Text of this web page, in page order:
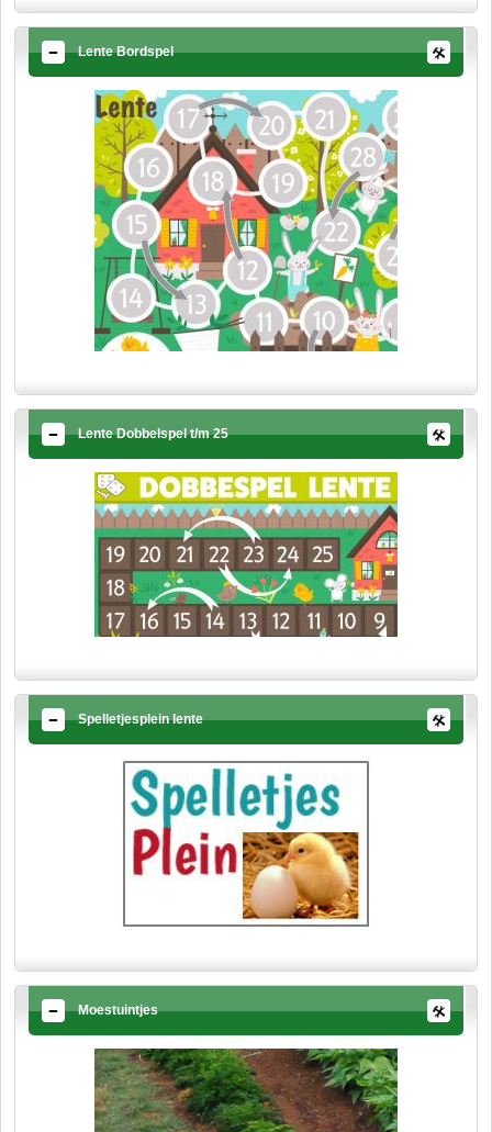
Lente Bordspel
Lente Dobbelspel t/m 25
Spelletjesplein lente
Moestuintjes